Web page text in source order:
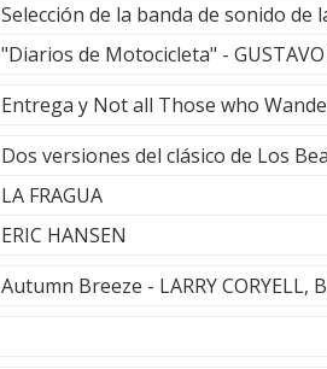
Selección de la banda de sonido de
"Diarios de Motocicleta" -
Entrega y Not all Those who
Dos versiones del clásico de Los
LA FRAGUA
ERIC HANSEN
Autumn Breeze - LARRY CORYELL,